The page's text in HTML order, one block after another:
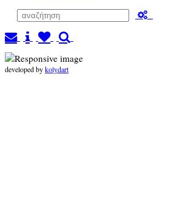
developed bykolydart